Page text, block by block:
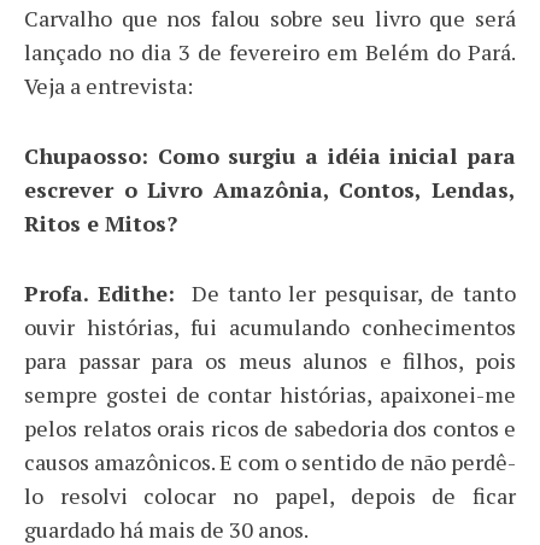
Carvalho que nos falou sobre seu livro que será
lançado no dia 3 de fevereiro em Belém do Pará.
Veja a entrevista:
Chupaosso: Como surgiu a idéia inicial para
escrever o Livro Amazônia, Contos, Lendas,
Ritos e Mitos?
Profa. Edithe: De tanto ler pesquisar, de tanto
ouvir histórias, fui acumulando conhecimentos
para passar para os meus alunos e filhos, pois
sempre gostei de contar histórias, apaixonei-me
pelos relatos orais ricos de sabedoria dos contos e
causos amazônicos. E com o sentido de não perdê-
lo resolvi colocar no papel, depois de ficar
guardado há mais de 30 anos.